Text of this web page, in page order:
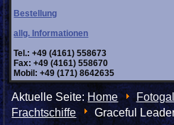
Bestellung
allg. Informationen
Tel.: +49 (4161) 558673
Fax: +49 (4161) 558670
Mobil: +49 (171) 8642635
Aktuelle Seite:Home
Frachtschiffe
Graceful